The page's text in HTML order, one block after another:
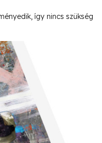
így nincs szükség